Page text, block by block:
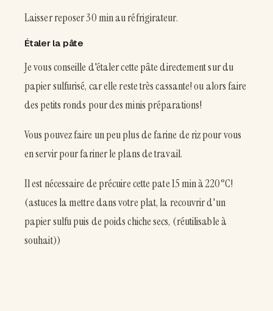
Laisser reposer 30 min au réfrigirateur.
Étaler la pâte
Je vous conseille d'étaler cette pâte directement sur du
papier sulfurisé, car elle reste très cassante! ou alors faire
des petits ronds pour des minis préparations!
Vous pouvez faire un peu plus de farine de riz pour vous
en servir pour fariner le plans de travail.
Il est nécessaire de précuire cette pate 15 min à 220°C!
(astuces la mettre dans votre plat, la recouvrir d'un
papier sulfu puis de poids chiche secs, (réutilisable à
souhait))